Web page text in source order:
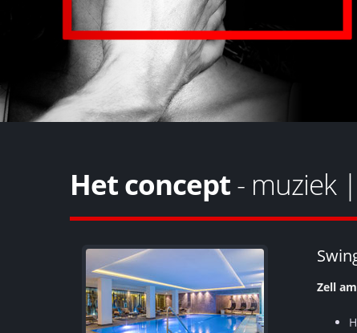
Het concept- muziek
Zell